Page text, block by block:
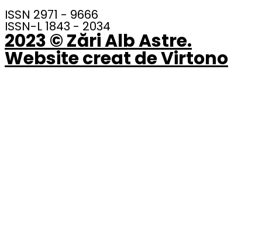
ISSN 2971 - 9666
ISSN-L 1843 - 2034
2023 © Zări Alb Astre.
Website creat de Virtono